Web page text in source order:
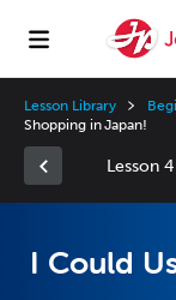
Lesson Library
Shopping in Japan!
Lesson 4
I Could